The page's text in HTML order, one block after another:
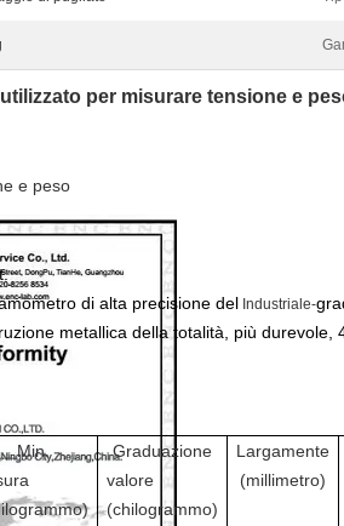
per misurare tensione e
e peso
di alta precisione del Industriale-
metallica della totalità, più durevole,
Min.
Graduazione
valore
(chilogrammo)
Largamente
(millimetro)